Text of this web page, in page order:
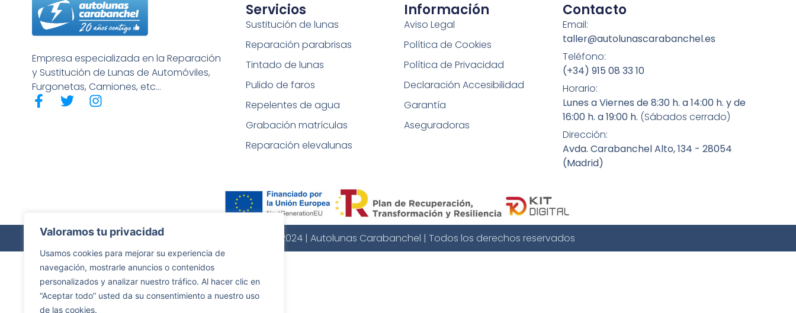
Valoramos tu privacidad
Usamos cookies para mejorar su experiencia de
navegación, mostrarle anuncios o contenidos
personalizados y analizar nuestro tráfico. Al hacer clic en
“Aceptar todo” usted da su consentimiento a nuestro uso
de las cookies.
Empresa especializada en la Reparación
y Sustitución de Lunas de Automóviles,
Furgonetas, Camiones, etc…
Servicios
Sustitución de lunas
Reparación parabrisas
Tintado de lunas
Pulido de faros
Repelentes de agua
Grabación matrículas
Reparación elevalunas
Información
Aviso Legal
Política de Cookies
Política de Privacidad
Declaración Accesibilidad
Garantía
Aseguradoras
Contacto
Email:
taller@autolunascarabanchel.es
Teléfono:
(+34) 915 08 33 10
Horario:
Lunes a Viernes de 8:30 h. a 14:00 h. y de
16:00 h. a 19:00 h. (Sábados cerrado)
Dirección:
Avda. Carabanchel Alto, 134 - 28054
(Madrid)
Copyright © 2024 | Autolunas Carabanchel | Todos los derechos reservados